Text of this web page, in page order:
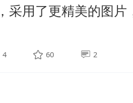
采用了更精美的图
4 60 2